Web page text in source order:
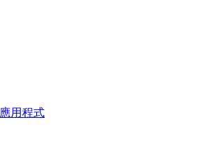
應用程式